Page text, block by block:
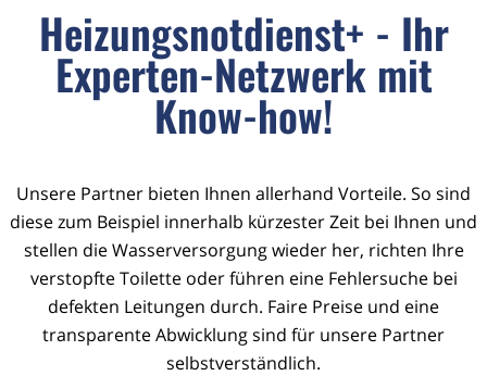
Heizungsnotdienst+ - Ihr
Experten-Netzwerk mit
Know-how!
Unsere Partner bieten Ihnen allerhand Vorteile. So sind
diese zum Beispiel innerhalb kürzester Zeit bei Ihnen und
stellen die Wasserversorgung wieder her, richten Ihre
verstopfte Toilette oder führen eine Fehlersuche bei
defekten Leitungen durch. Faire Preise und eine
transparente Abwicklung sind für unsere Partner
selbstverständlich.